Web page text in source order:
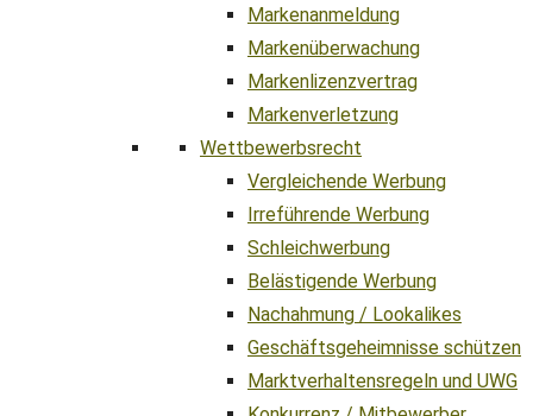
Markenanmeldung
Markenüberwachung
Markenlizenzvertrag
Markenverletzung
Wettbewerbsrecht
Vergleichende Werbung
Irreführende Werbung
Schleichwerbung
Belästigende Werbung
Nachahmung / Lookalikes
Geschäftsgeheimnisse schützen
Marktverhaltensregeln und UWG